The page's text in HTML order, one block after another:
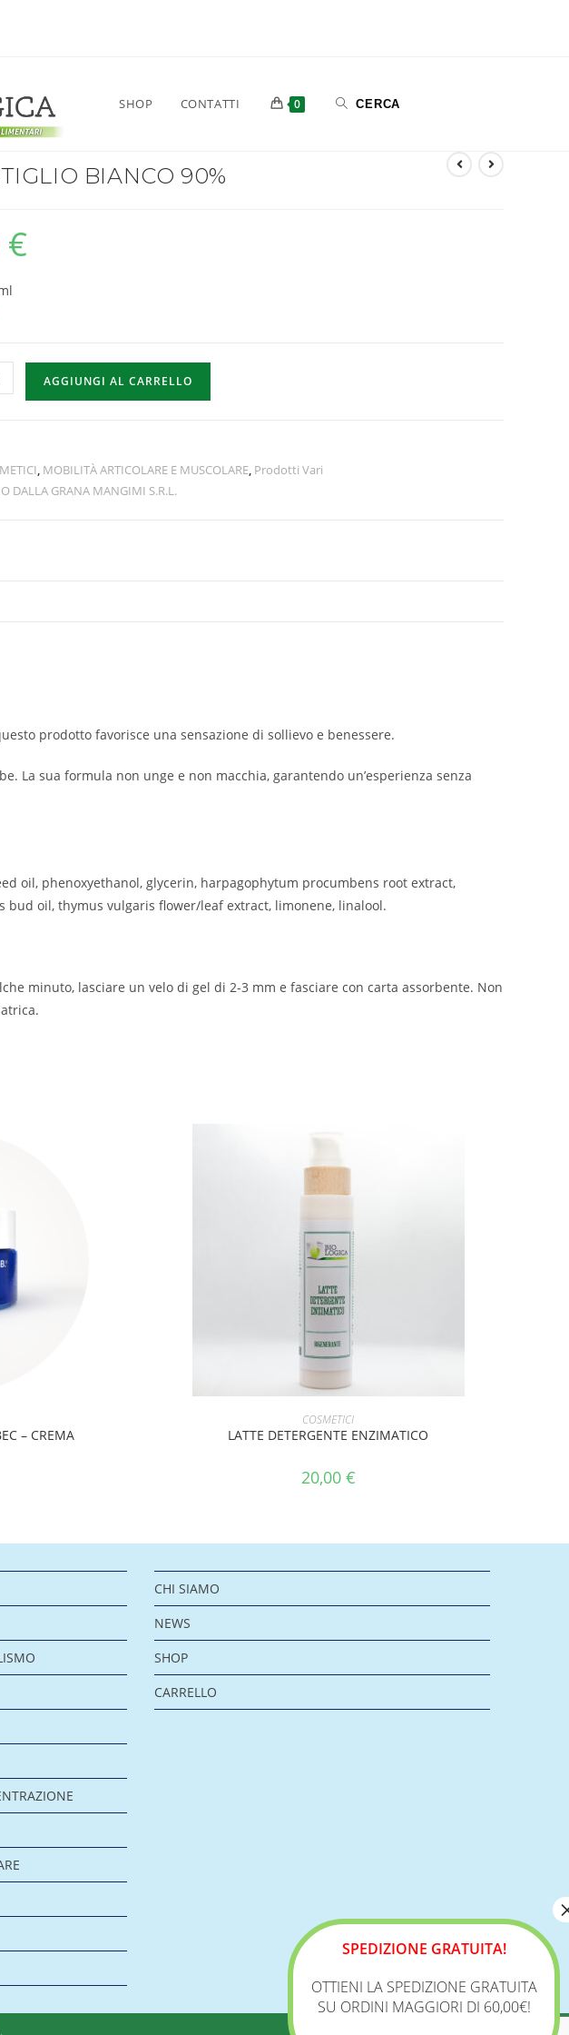
SHOP CONTATTI 0
BIANCO 90%
€
AGGIUNGI AL CARRELLO
, MOBILITÀ ARTICOLARE E MUSCOLARE, Prodotti Vari
DALLA GRANA MANGIMI S.R.L.
prodotto favorisce una sensazione di sollievo e benessere.
La sua formula non unge e non macchia, garantendo un’esperienza senza
oil, phenoxyethanol, glycerin, harpagophytum procumbens root extract,
oil, thymus vulgaris flower/leaf extract, limonene, linalool.
minuto, lasciare un velo di gel di 2-3 mm e fasciare con carta assorbente. Non
– CREMA
AGGIUNGI AL CARRELLO
COSMETICI
LATTE DETERGENTE ENZIMATICO
20,00 €
CHI SIAMO
NEWS
SHOP
CARRELLO
SPEDIZIONE GRATUITA!
OTTIENI LA SPEDIZIONE GRATUITA
SU ORDINI MAGGIORI DI 60,00€!